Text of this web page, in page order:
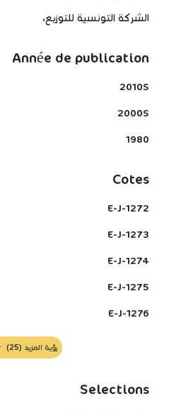
الشركة التونسية للتوزيع،
Année de publication
2010S
2000S
1980
Cotes
E-J-1272
E-J-1273
E-J-1274
E-J-1275
E-J-1276
رؤية المزيد
Selections